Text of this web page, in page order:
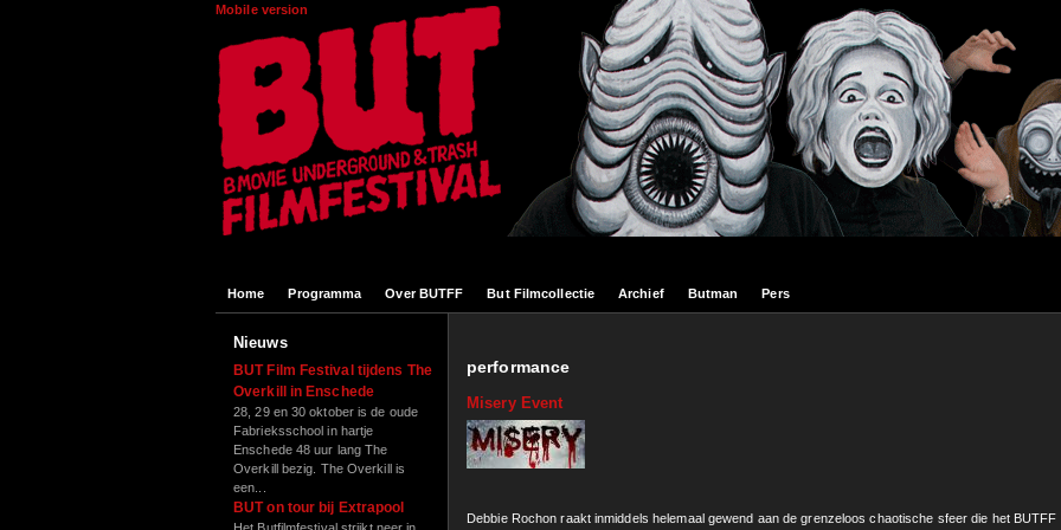
Overslaan en naar de algemene inhoud gaan
Mobile version
Home Programma Over BUTFF But Filmcollectie Archief Butman Pers
Nieuws
BUT Film Festival tijdens The
Overkill in Enschede
28, 29 en 30 oktober is de oude
Fabrieksschool in hartje
Enschede 48 uur lang The
Overkill bezig. The Overkill is
een...
BUT on tour bij Extrapool
performance
Misery Event
Debbie Rochon raakt inmiddels helemaal gewend aan de grenzeloos chaotische sfeer die het BUTFF